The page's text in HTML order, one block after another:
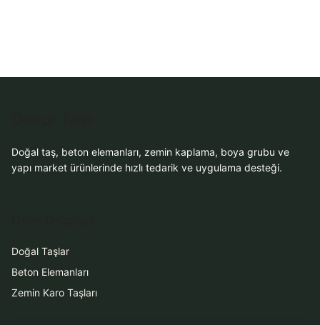
Doğal taş, beton elemanları, zemin kaplama, boya grubu ve
yapı market ürünlerinde hızlı tedarik ve uygulama desteği.
Doğal Taşlar
Beton Elemanları
Zemin Karo Taşları